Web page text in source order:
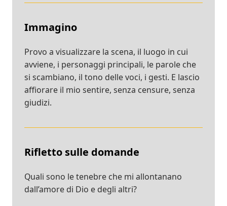
Immagino
Provo a visualizzare la scena, il luogo in cui
avviene, i personaggi principali, le parole che
si scambiano, il tono delle voci, i gesti. E lascio
affiorare il mio sentire, senza censure, senza
giudizi.
Rifletto sulle domande
Quali sono le tenebre che mi allontanano
dall’amore di Dio e degli altri?